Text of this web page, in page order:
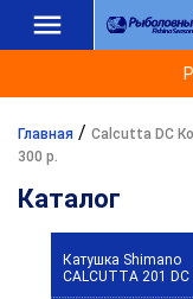
Главная / Calcutta DC
300 р.
Каталог
Катушка Shimano
CALCUTTA 201 DC